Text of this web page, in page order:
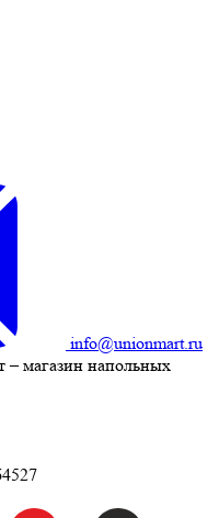
info@unionmart.ru
магазин напольных